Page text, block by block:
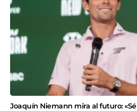
Joaquín Niemann mira al futuro: